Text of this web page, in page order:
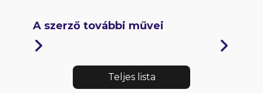
A szerző további művei
Teljes lista